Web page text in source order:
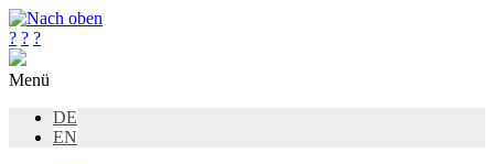
? ? ?
Menü
DE
EN